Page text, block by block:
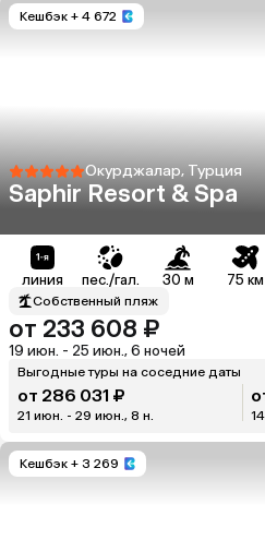
Кешбэк + 4 672
Окурджалар, Турция
Saphir Resort & Spa
линия пес./гал. 30 м 75 км
Собственный пляж
от 233 608 ₽
19 июн. - 25 июн., 6 ночей
Выгодные туры на соседние даты
от 286 031 ₽
21 июн. - 29 июн., 8 н.
Кешбэк + 3 269